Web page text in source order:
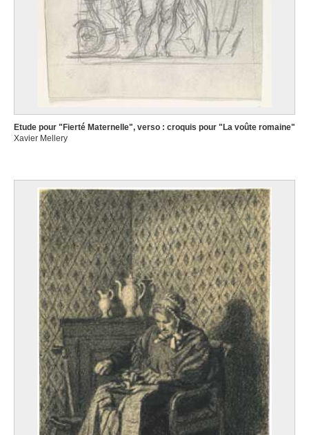
Etude pour "Fierté Maternelle", verso : croquis pour "La voûte romaine"
Xavier Mellery